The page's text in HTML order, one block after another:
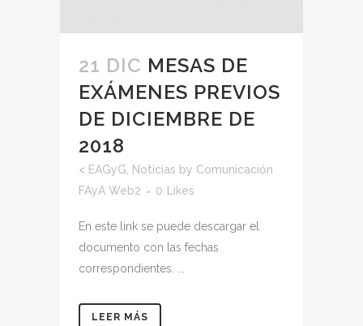
21 DIC MESAS DE
EXÁMENES PREVIOS
DE DICIEMBRE DE
2018
< EAGyG, Noticias by Comunicación
FAyA Web2
0 Likes
En este link se puede descargar el
documento con las fechas
correspondientes. ...
LEER MÁS